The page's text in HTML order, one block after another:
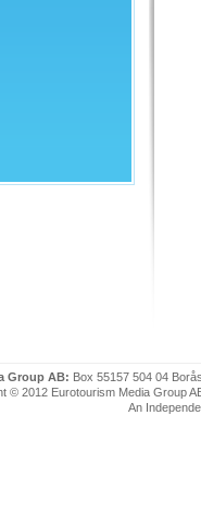
Group AB: Box 55157 504 04
© 2012 Eurotourism Media Group
An